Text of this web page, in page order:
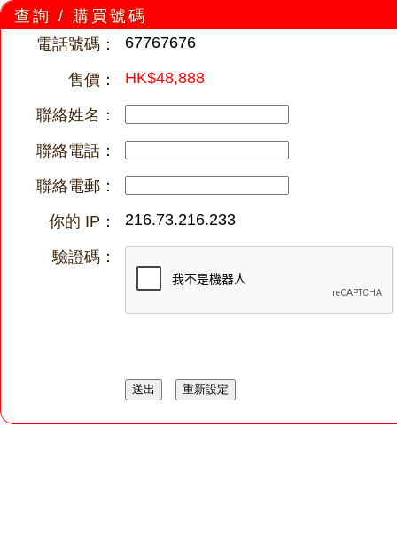
查詢 / 購買號碼
電話號碼：
67767676
售價： HK$48,888
聯絡姓名：
聯絡電話：
聯絡電郵：
你的 IP：
216.73.216.233
驗證碼：